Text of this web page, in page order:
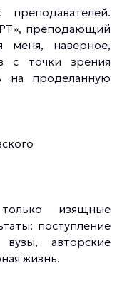
преподающий
меня, наверное,
с точки зрения
на проделанную
изящные
поступление
авторские
жизнь.